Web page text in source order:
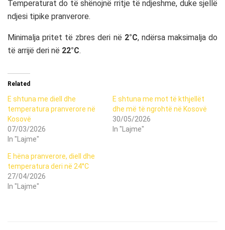
Temperaturat do të shënojnë rritje të ndjeshme, duke sjellë
ndjesi tipike pranverore.
Minimalja pritet të zbres deri në 2°C, ndërsa maksimalja do
të arrijë deri në 22°C.
Related
E shtuna me diell dhe
temperatura pranverore në
Kosovë
07/03/2026
In "Lajme"
E shtuna me mot të kthjellët
dhe më të ngrohtë në Kosovë
30/05/2026
In "Lajme"
E hëna pranverore, diell dhe
temperatura deri në 24°C
27/04/2026
In "Lajme"